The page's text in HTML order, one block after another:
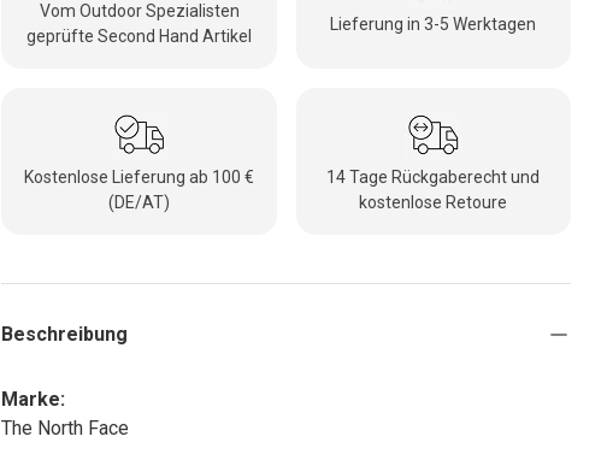
Vom Outdoor Spezialisten
geprüfte Second Hand Artikel
Lieferung in 3-5 Werktagen
Kostenlose Lieferung ab 100 €
(DE/AT)
14 Tage Rückgaberecht und
kostenlose Retoure
Beschreibung
Marke:
The North Face